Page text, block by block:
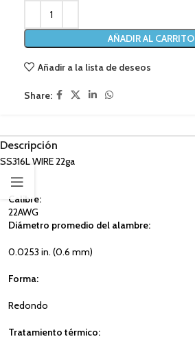
AÑADIR AL CARRITO
Añadir a la lista de deseos
Share:
Descripción
SS316L WIRE 22ga
Calibre:
22AWG
Diámetro promedio del alambre:
0.0253 in. (0.6 mm)
Forma:
Redondo
Tratamiento térmico: